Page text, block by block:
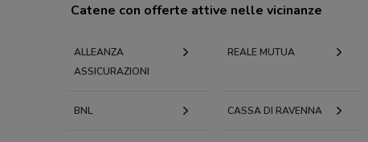
Catene con offerte attive nelle vicinanze
ALLEANZA
ASSICURAZIONI
REALE MUTUA
BNL CASSA DI RAVENNA